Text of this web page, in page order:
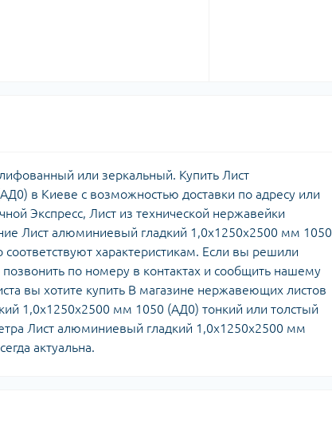
или зеркальный. Купить Лист
в Киеве с возможностью доставки по адресу или
Экспресс, Лист из технической нержавейки
Лист алюминиевый гладкий 1,0х1250х2500 мм 1050
характеристикам. Если вы решили
по номеру в контактах и сообщить нашему
вы хотите купить В магазине нержавеющих листов
1,0х1250х2500 мм 1050 (АД0) тонкий или толстый
Лист алюминиевый гладкий 1,0х1250х2500 мм
актуальна.